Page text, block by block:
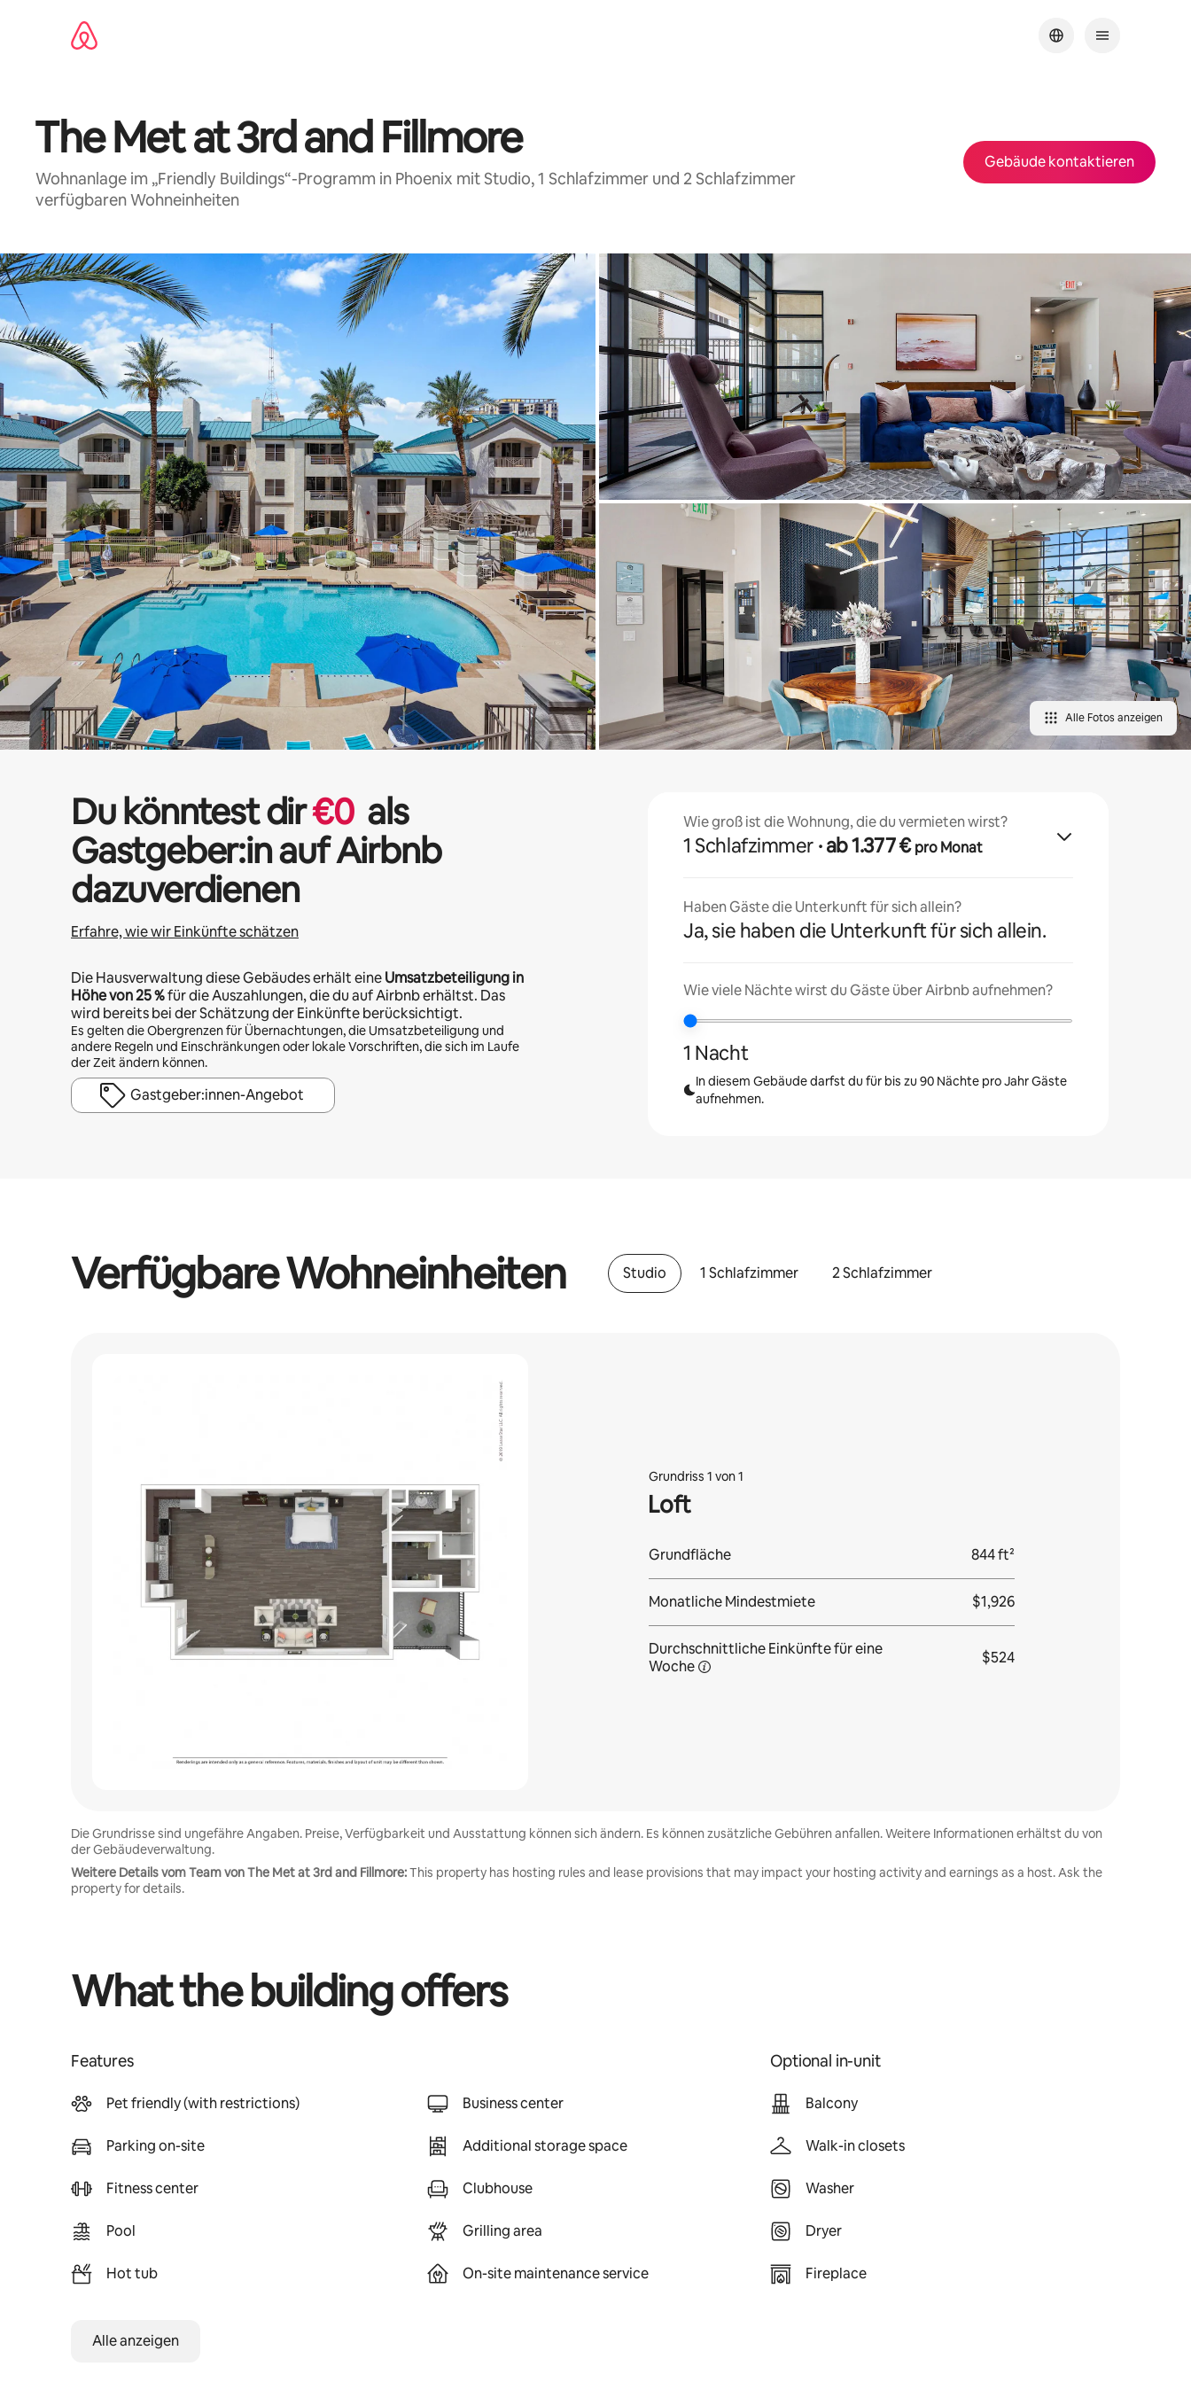
The Met at 3rd and Fillmore
Wohnanlage im „Friendly Buildings“-Programm in Phoenix mit Studio, 1 Schlafzimmer und 2 Schlafzimmer
verfügbaren Wohneinheiten
Gebäude kontaktieren
Alle Fotos anzeigen
Du könntest dir€0 als
Gastgeber:in auf Airbnb
dazuverdienen
Erfahre, wie wir Einkünfte schätzen
Die Hausverwaltung diese Gebäudes erhält eineUmsatzbeteiligung in
Höhe von25 %für die Auszahlungen, die du auf Airbnb erhältst. Das
wird bereits bei der Schätzung der Einkünfte berücksichtigt.
Es gelten die Obergrenzen für Übernachtungen, die Umsatzbeteiligung und
andere Regeln und Einschränkungen oder lokale Vorschriften, die sich im Laufe
der Zeit ändern können.
Gastgeber:innen-Angebot
Wie groß ist die Wohnung, die du vermieten wirst?
1 Schlafzimmer · ab 1.377 €pro Monat
Haben Gäste die Unterkunft für sich allein?
Ja, sie haben die Unterkunft für sich allein.
Wie viele Nächte wirst du Gäste über Airbnb aufnehmen?
1 Nacht
In diesem Gebäude darfst du für bis zu 90 Nächte pro Jahr Gäste
aufnehmen.
Verfügbare Wohneinheiten Studio 1 Schlafzimmer 2 Schlafzimmer
Grundriss 1 von 1
Loft
Grundfläche 844 ft²
Monatliche Mindestmiete $1,926
Durchschnittliche Einkünfte für eine
Woche
$524
Die Grundrisse sind ungefähre Angaben. Preise, Verfügbarkeit und Ausstattung können sich ändern. Es können zusätzliche Gebühren anfallen. Weitere Informationen erhältst du von
der Gebäudeverwaltung.
Weitere Details vom Team von The Met at 3rd and Fillmore:This property has hosting rules and lease provisions that may impact your hosting activity and earnings as a host. Ask the
property for details.
What the building offers
Features
Pet friendly (with restrictions)
Parking on-site
Fitness center
Pool
Hot tub
Business center
Additional storage space
Clubhouse
Grilling area
On-site maintenance service
Optional in-unit
Balcony
Walk-in closets
Washer
Dryer
Fireplace
Alle anzeigen